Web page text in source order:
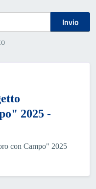
Invio
2025 -
con Campo" 2025